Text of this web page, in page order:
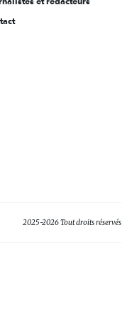
2025-2026 Tout droits réservés